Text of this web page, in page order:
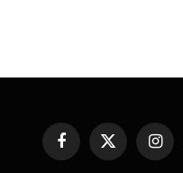
FacebookX
(Twitter)